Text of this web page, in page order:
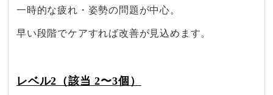
一時的な​疲れ・姿勢の​問題が​中心。​
早い​段階で​ケアすれば​改善が​見込めます。​
レベル2 （該当 2〜3個）